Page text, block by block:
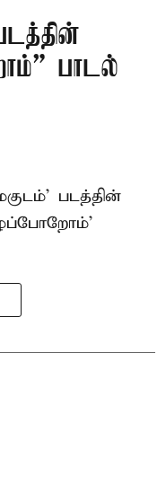
பாடல்
படத்தின்